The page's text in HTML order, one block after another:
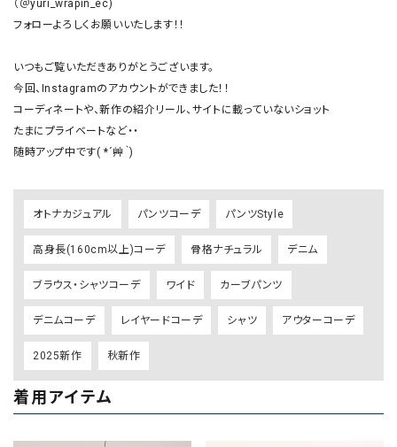
（＠yuri_wrapin_ec)
フォローよろしくお願いいたします！！
いつもご覧いただきありがとうございます。
今回、Instagramのアカウントができました！！
コーディネートや、新作の紹介リール、サイトに載っていないショット
たまにプライベートなど・・
随時アップ中です( *´艸｀)
オトナカジュアル パンツコーデ パンツStyle
高身長(160cm以上)コーデ 骨格ナチュラル デニム
ブラウス・シャツコーデ ワイド カーブパンツ
デニムコーデ レイヤードコーデ シャツ アウターコーデ
2025新作 秋新作
着用アイテム